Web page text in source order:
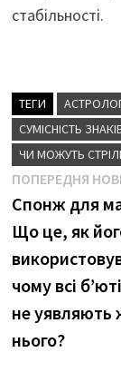
стабільності.
ТЕГИ
СУМІСНІСТЬ
ЧИ МОЖУТЬ
записів
ПОПЕРЕДНЯ
Спонж для
Що це, як
чому всі
не уявляють
нього?